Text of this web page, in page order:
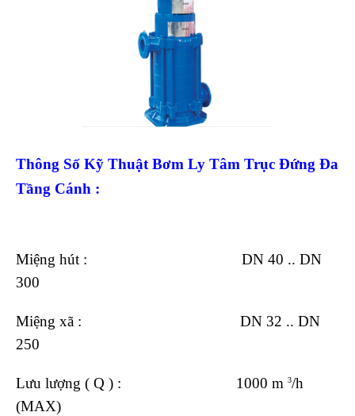
Thông Số Kỹ Thuật Bơm Ly Tâm Trục Đứng Đa
Tầng Cánh :
Miệng hút : DN 40 .. DN
300
Miệng xã : DN 32 .. DN
250
Lưu lượng ( Q ) : 1000 m 3/h
(MAX)